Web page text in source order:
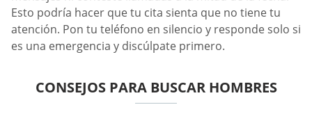
Esto podría hacer que tu cita sienta que no tiene tu
atención. Pon tu teléfono en silencio y responde solo si
es una emergencia y discúlpate primero.
CONSEJOS PARA BUSCAR HOMBRES